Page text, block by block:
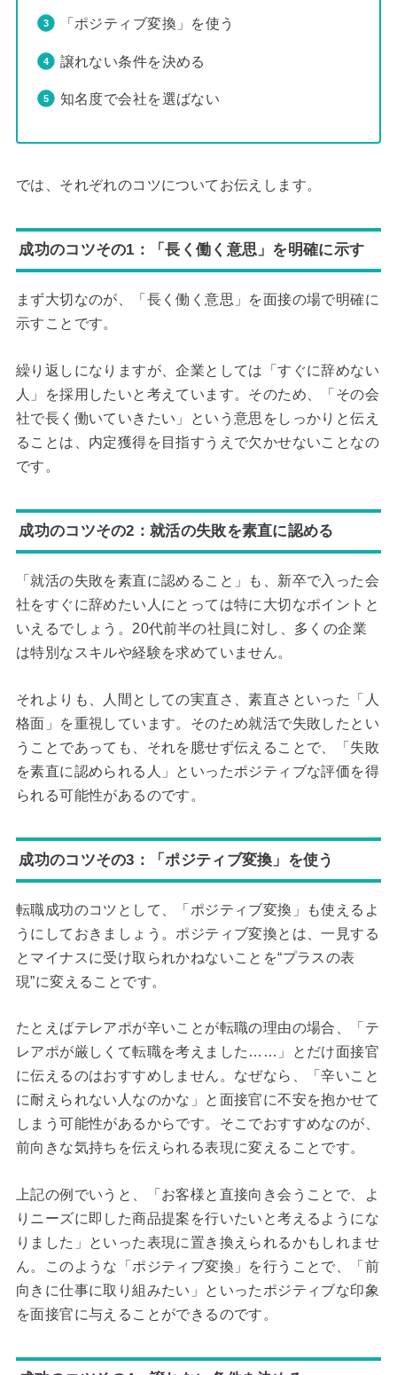
「ポジティブ変換」を使う
譲れない条件を決める
知名度で会社を選ばない
では、それぞれのコツについてお伝えします。
成功のコツその1：「長く働く意思」を明確に示す
まず大切なのが、「長く働く意思」を面接の場で明確に
示すことです。
繰り返しになりますが、企業としては「すぐに辞めない
人」を採用したいと考えています。そのため、「その会
社で長く働いていきたい」という意思をしっかりと伝え
ることは、内定獲得を目指すうえで欠かせないことなの
です。
成功のコツその2：就活の失敗を素直に認める
「就活の失敗を素直に認めること」も、新卒で入った会
社をすぐに辞めたい人にとっては特に大切なポイントと
いえるでしょう。20代前半の社員に対し、多くの企業
は特別なスキルや経験を求めていません。
それよりも、人間としての実直さ、素直さといった「人
格面」を重視しています。そのため就活で失敗したとい
うことであっても、それを臆せず伝えることで、「失敗
を素直に認められる人」といったポジティブな評価を得
られる可能性があるのです。
成功のコツその3：「ポジティブ変換」を使う
転職成功のコツとして、「ポジティブ変換」も使えるよ
うにしておきましょう。ポジティブ変換とは、一見する
とマイナスに受け取られかねないことを“プラスの表
現”に変えることです。
たとえばテレアポが辛いことが転職の理由の場合、「テ
レアポが厳しくて転職を考えました……」とだけ面接官
に伝えるのはおすすめしません。なぜなら、「辛いこと
に耐えられない人なのかな」と面接官に不安を抱かせて
しまう可能性があるからです。そこでおすすめなのが、
前向きな気持ちを伝えられる表現に変えることです。
上記の例でいうと、「お客様と直接向き会うことで、よ
りニーズに即した商品提案を行いたいと考えるようにな
りました」といった表現に置き換えられるかもしれませ
ん。このような「ポジティブ変換」を行うことで、「前
向きに仕事に取り組みたい」といったポジティブな印象
を面接官に与えることができるのです。